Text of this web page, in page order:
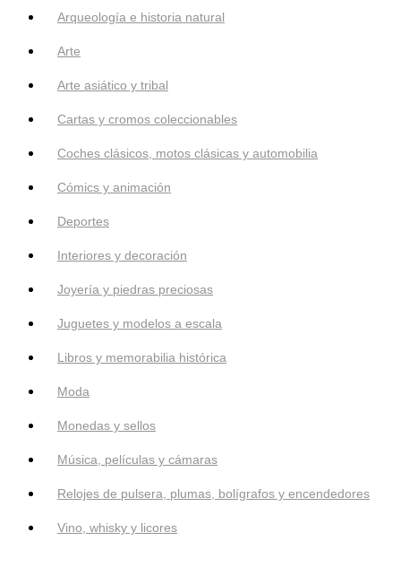
Arqueología e historia natural
Arte
Arte asiático y tribal
Cartas y cromos coleccionables
Coches clásicos, motos clásicas y automobilia
Cómics y animación
Deportes
Interiores y decoración
Joyería y piedras preciosas
Juguetes y modelos a escala
Libros y memorabilia histórica
Moda
Monedas y sellos
Música, películas y cámaras
Relojes de pulsera, plumas, bolígrafos y encendedores
Vino, whisky y licores